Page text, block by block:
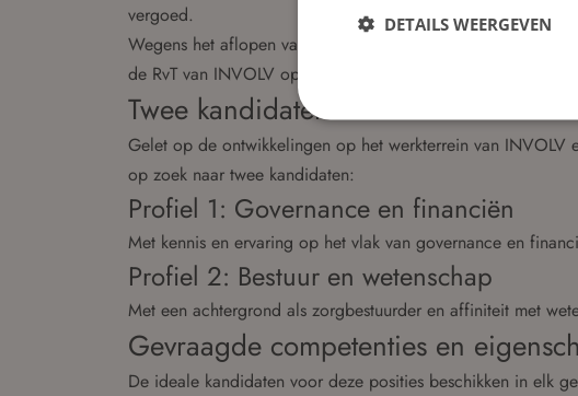
vergoed.
Wegens het aflopen van de zittingstermijnen in 2026 voor
de RvT van INVOLV op zoek naar twee nieuwe leden.
Twee kandidaten
Gelet op de ontwikkelingen op het werkterrein van INVOLV
op zoek naar twee kandidaten:
Profiel 1: Governance en financiën
Met kennis en ervaring op het vlak van governance en
Profiel 2: Bestuur en wetenschap
Met een achtergrond als zorgbestuurder en affiniteit met
Gevraagde competenties en
De ideale kandidaten voor deze posities beschikken in elk
DETAILS WEERGEVEN